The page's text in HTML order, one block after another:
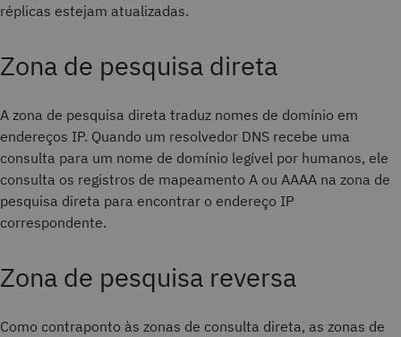
réplicas estejam atualizadas.
Zona de pesquisa direta
A zona de pesquisa direta traduz nomes de domínio em
endereços IP. Quando um resolvedor DNS recebe uma
consulta para um nome de domínio legível por humanos, ele
consulta os registros de mapeamento A ou AAAA na zona de
pesquisa direta para encontrar o endereço IP
correspondente.
Zona de pesquisa reversa
Como contraponto às zonas de consulta direta, as zonas de